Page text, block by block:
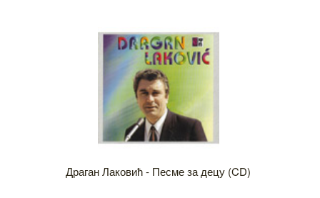
Драган Лаковић - Песме за децу (CD)